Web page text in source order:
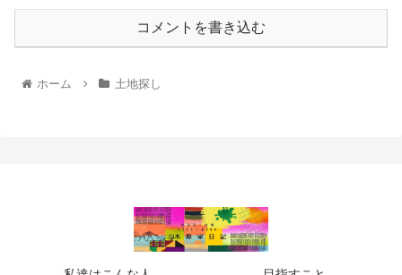
コメントを書き込む
ホーム 土地探し